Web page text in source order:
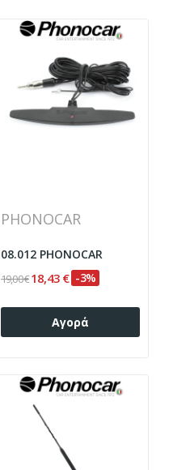
PHONOCAR
08.012 PHONOCAR
19,00 €18,43 € -3%
Αγορά